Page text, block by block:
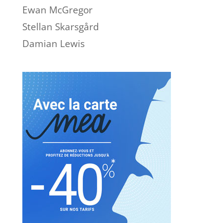
Ewan McGregor
Stellan Skarsgård
Damian Lewis